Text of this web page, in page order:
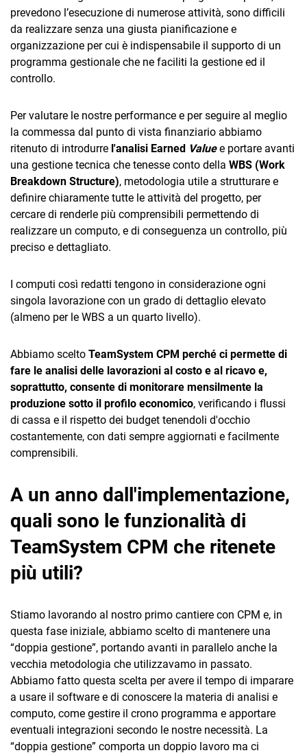
prevedono l’esecuzione di numerose attività, sono difficili
da realizzare senza una giusta pianificazione e
organizzazione per cui è indispensabile il supporto di un
programma gestionale che ne faciliti la gestione ed il
controllo.
Per valutare le nostre performance e per seguire al meglio
la commessa dal punto di vista finanziario abbiamo
ritenuto di introdurre l'analisi Earned Valuee portare avanti
una gestione tecnica che tenesse conto della WBS (Work
Breakdown Structure), metodologia utile a strutturare e
definire chiaramente tutte le attività del progetto, per
cercare di renderle più comprensibili permettendo di
realizzare un computo, e di conseguenza un controllo, più
preciso e dettagliato.
I computi così redatti tengono in considerazione ogni
singola lavorazione con un grado di dettaglio elevato
(almeno per le WBS a un quarto livello).
Abbiamo scelto TeamSystem CPM perché ci permette di
fare le analisi delle lavorazioni al costo e al ricavo e,
soprattutto, consente di monitorare mensilmente la
produzione sotto il profilo economico, verificando i flussi
di cassa e il rispetto dei budget tenendoli d'occhio
costantemente, con dati sempre aggiornati e facilmente
comprensibili.
A un anno dall'implementazione,
quali sono le funzionalità di
TeamSystem CPM che ritenete
più utili?
Stiamo lavorando al nostro primo cantiere con CPM e, in
questa fase iniziale, abbiamo scelto di mantenere una
“doppia gestione”, portando avanti in parallelo anche la
vecchia metodologia che utilizzavamo in passato.
Abbiamo fatto questa scelta per avere il tempo di imparare
a usare il software e di conoscere la materia di analisi e
computo, come gestire il crono programma e apportare
eventuali integrazioni secondo le nostre necessità. La
“doppia gestione” comporta un doppio lavoro ma ci